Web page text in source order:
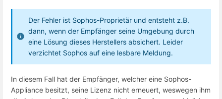
Der Fehler ist Sophos-Proprietär und entsteht z.B.
dann, wenn der Empfänger seine Umgebung durch
eine Lösung dieses Herstellers absichert. Leider
verzichtet Sophos auf eine lesbare Meldung.
In diesem Fall hat der Empfänger, welcher eine Sophos-
Appliance besitzt, seine Lizenz nicht erneuert, weswegen ihm